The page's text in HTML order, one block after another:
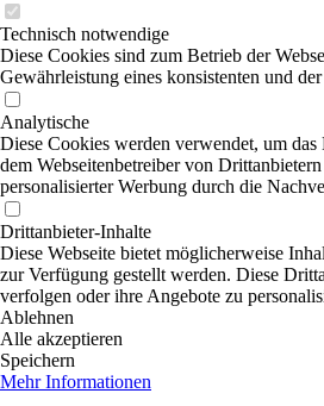
Technisch notwendige
Diese Cookies sind zum Betrieb der
Gewährleistung eines konsistenten und
Analytische
Diese Cookies werden verwendet, um
dem Webseitenbetreiber von
personalisierter Werbung durch die
Drittanbieter-Inhalte
Diese Webseite bietet möglicherweise
zur Verfügung gestellt werden. Diese
verfolgen oder ihre Angebote zu
Ablehnen
Alle akzeptieren
Speichern
Mehr Informationen